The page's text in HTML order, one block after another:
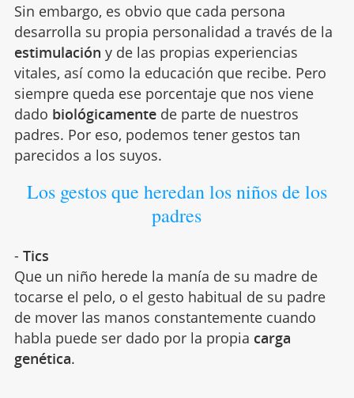
Sin embargo, es obvio que cada persona
desarrolla su propia personalidad a través de la
estimulación y de las propias experiencias
vitales, así como la educación que recibe. Pero
siempre queda ese porcentaje que nos viene
dado biológicamentede parte de nuestros
padres. Por eso, podemos tener gestos tan
parecidos a los suyos.
Los gestos que heredan los niños de los
padres
- Tics
Que un niño herede la manía de su madre de
tocarse el pelo, o el gesto habitual de su padre
de mover las manos constantemente cuando
habla puede ser dado por la propia carga
genética.